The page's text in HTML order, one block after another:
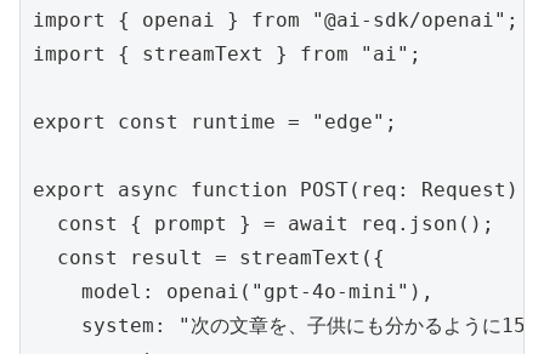
import { openai } from "@ai-sdk/openai";
import { streamText } from "ai";
export const runtime = "edge";
export async function POST(req: Request) {
  const { prompt } = await req.json();
  const result = streamText({
    model: openai("gpt-4o-mini"),
system: "次の文章を、子供にも分かるように150